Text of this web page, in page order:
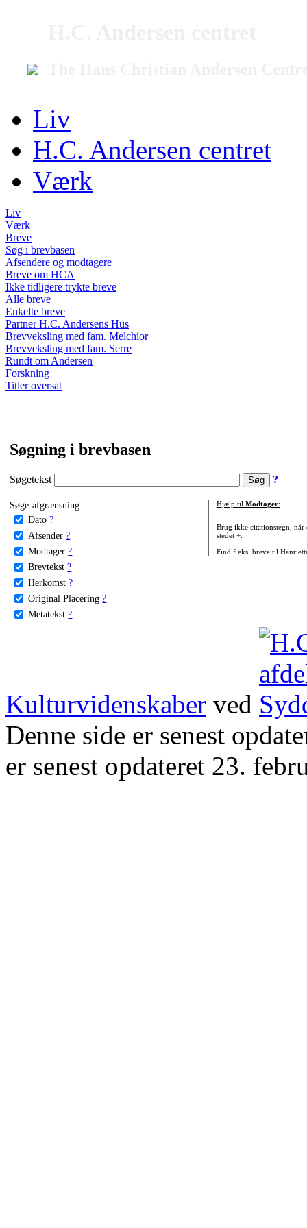
Liv
H.C. Andersen centret
Værk
Liv
Værk
Breve
Søg i brevbasen
Afsendere og modtagere
Breve om HCA
Ikke tidligere trykte breve
Alle breve
Enkelte breve
Partner H.C. Andersens Hus
Brevveksling med fam. Melchior
Brevveksling med fam. Serre
Rundt om Andersen
Forskning
Titler oversat
Søgning i brevbasen
Søgetekst ?
Søge-afgrænsning:
Dato ?
Afsender ?
Modtager ?
Brevtekst ?
Herkomst ?
Original Placering ?
Metatekst ?
Hjælp til Modtager:
Brug ikke citationstegn, når
stedet +:
Find f.eks. breve til
Kulturvidenskaber ved
Denne side er senest
er senest opdateret 23.